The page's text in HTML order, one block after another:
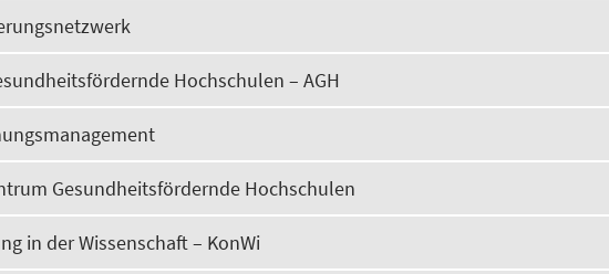
Hochschulen – AGH
Gesundheitsfördernde Hochschulen
in der Wissenschaft – KonWi